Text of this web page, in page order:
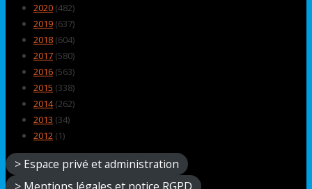
2020 (482)
2019 (637)
2018 (604)
2017 (580)
2016 (563)
2015 (338)
2014(262)
2013 (34)
2012 (1)
> Espace privé et administration